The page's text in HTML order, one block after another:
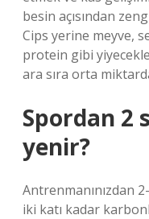
besin açısından
Cips yerine meyve,
protein gibi
ara sıra orta
Spordan 2
yenir?
Antrenmanınızdan
iki katı kadar